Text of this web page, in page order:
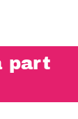
part